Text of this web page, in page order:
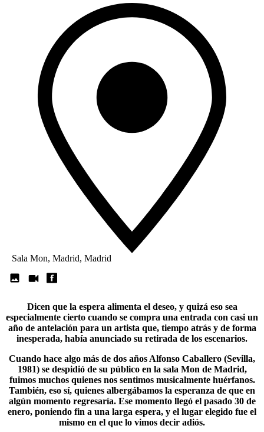
Sala Mon, Madrid, Madrid
Dicen que la espera alimenta el deseo, y quizá eso sea
especialmente cierto cuando se compra una entrada con casi un
año de antelación para un artista que, tiempo atrás y de forma
inesperada, había anunciado su retirada de los escenarios.
Cuando hace algo más de dos años Alfonso Caballero (Sevilla,
1981) se despidió de su público en la sala Mon de Madrid,
fuimos muchos quienes nos sentimos musicalmente huérfanos.
También, eso sí, quienes albergábamos la esperanza de que en
algún momento regresaría. Ese momento llegó el pasado 30 de
enero, poniendo fin a una larga espera, y el lugar elegido fue el
mismo en el que lo vimos decir adiós.